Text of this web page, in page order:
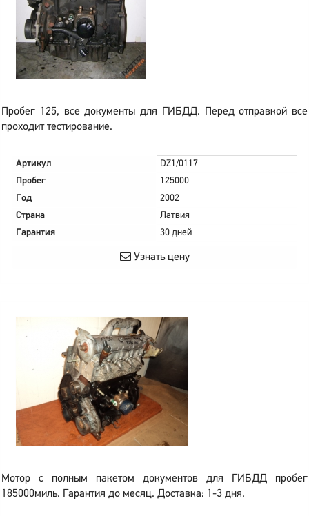
Пробег 125, все документы для ГИБДД. Перед отправкой все
проходит тестирование.
Артикул
DZ1/0117
Пробег
125000
Год
2002
Страна
Латвия
Гарантия
30 дней
Узнать цену
Мотор с полным пакетом документов для ГИБДД пробег
185000миль. Гарантия до месяц. Доставка: 1-3 дня.